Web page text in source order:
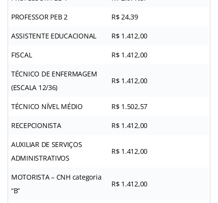
PROFESSOR PEB 2 R$ 24,39
ASSISTENTE EDUCACIONAL R$ 1.412,00
FISCAL R$ 1.412,00
TÉCNICO DE ENFERMAGEM
(ESCALA 12/36)
R$ 1.412,00
TÉCNICO NÍVEL MÉDIO R$ 1.502,57
RECEPCIONISTA R$ 1.412,00
AUXILIAR DE SERVIÇOS
ADMINISTRATIVOS
R$ 1.412,00
MOTORISTA – CNH categoria
“B”
R$ 1.412,00